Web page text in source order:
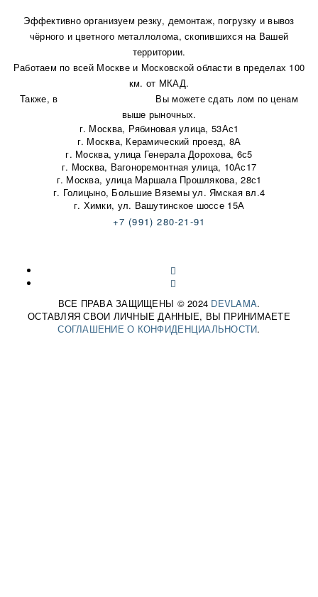
Эффективно организуем резку, демонтаж, погрузку и вывоз
чёрного и цветного металлолома, скопившихся на Вашей
территории.
Работаем по всей Москве и Московской области в пределах 100
км. от МКАД.
Также, в
Вы можете сдать лом по ценам
выше рыночных.
г. Москва, Рябиновая улица, 53Ас1
г. Москва, Керамический проезд, 8А
г. Москва, улица Генерала Дорохова, 6с5
г. Москва, Вагоноремонтная улица, 10Ас17
г. Москва, улица Маршала Прошлякова, 28с1
г. Голицыно, Большие Вяземы ул. Ямская вл.4
г. Химки, ул. Вашутинское шоссе 15А
+7 (991) 280-21-91
ВСЕ ПРАВА ЗАЩИЩЕНЫ © 2024 DEVLAMA.
ОСТАВЛЯЯ СВОИ ЛИЧНЫЕ ДАННЫЕ, ВЫ ПРИНИМАЕТЕ
СОГЛАШЕНИЕ О КОНФИДЕНЦИАЛЬНОСТИ.